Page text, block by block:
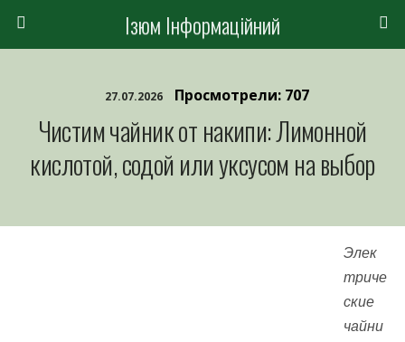
Ізюм Інформаційний
27.07.2026 Просмотрели: 707
Чистим чайник от накипи: Лимонной
кислотой, содой или уксусом на выбор
Элек
триче
ские
чайни